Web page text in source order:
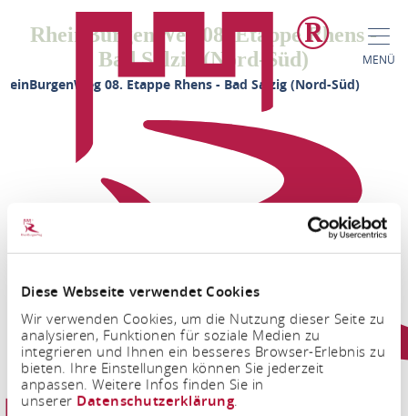
Diese Webseite verwendet Cookies
Wir verwenden Cookies, um die Nutzung dieser Seite zu
analysieren, Funktionen für soziale Medien zu
integrieren und Ihnen ein besseres Browser-Erlebnis zu
bieten. Ihre Einstellungen können Sie jederzeit
anpassen. Weitere Infos finden Sie in
unserer Datenschutzerklärung.
MENÜ
RheinBurgenWeg 08. Etappe Rhens -
Bad Salzig (Nord-Süd)
08. Etappe Rhens - Bad Salzig (Nord-Süd)
FACEBOOK INSTAGRAM